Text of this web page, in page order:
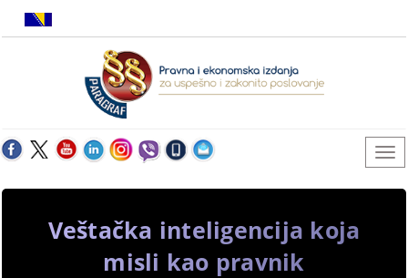
Veštačka inteligencija koja
misli kao pravnik